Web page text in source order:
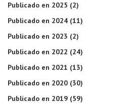
Publicado en 2025 (2)
Publicado en 2024 (11)
Publicado en 2023 (2)
Publicado en 2022 (24)
Publicado en 2021 (13)
Publicado en 2020 (30)
Publicado en 2019 (59)